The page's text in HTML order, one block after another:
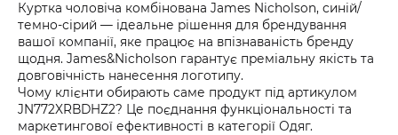
Куртка чоловіча комбінована James Nicholson, синій/
темно-сірий — ідеальне рішення для брендування
вашої компанії, яке працює на впізнаваність бренду
щодня. James&Nicholson гарантує преміальну якість та
довговічність нанесення логотипу.
Чому клієнти обирають саме продукт під артикулом
JN772XRBDHZ2? Це поєднання функціональності та
маркетингової ефективності в категорії Одяг.